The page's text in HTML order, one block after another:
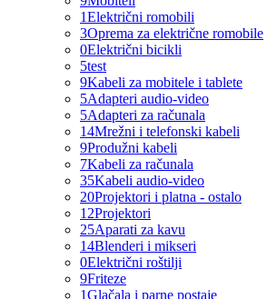
1Električni romobili
3Oprema za električne romobile
0Električni bicikli
5test
9Kabeli za mobitele i tablete
5Adapteri audio-video
5Adapteri za računala
14Mrežni i telefonski kabeli
9Produžni kabeli
7Kabeli za računala
35Kabeli audio-video
20Projektori i platna - ostalo
12Projektori
25Aparati za kavu
14Blenderi i mikseri
0Električni roštilji
9Friteze
1Glačala i parne postaje